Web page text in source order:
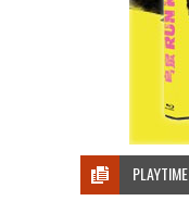
PLAYTIME